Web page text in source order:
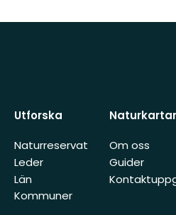
Utforska
Naturreservat
Leder
Län
Kommuner
Om oss
Guider